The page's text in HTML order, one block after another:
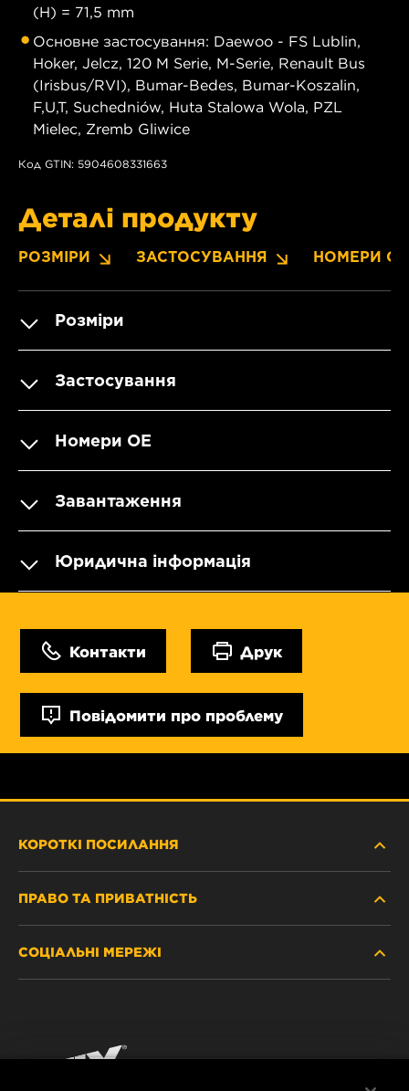
(H) = 71,5 mm
Основне застосування: Daewoo - FS Lublin,
Hoker, Jelcz, 120 M Serie, M-Serie, Renault Bus
(Irisbus/RVI), Bumar-Bedes, Bumar-Koszalin,
F,U,T, Suchedniów, Huta Stalowa Wola, PZL
Mielec, Zremb Gliwice
Код GTIN: 5904608331663
Деталі продукту
РОЗМІРИ ЗАСТОСУВАННЯ НОМЕРИ OE
Розміри
Застосування
Номери OE
Завантаження
Юридична інформація
Контакти Друк
Повідомити про проблему
КОРОТКІ ПОСИЛАННЯ
ПРАВО ТА ПРИВАТНІСТЬ
ЗАХИСТ ПЕРСОНАЛЬНИХ ДАНИХ
РЕКВІЗИТИ
СОЦІАЛЬНІ МЕРЕЖІ